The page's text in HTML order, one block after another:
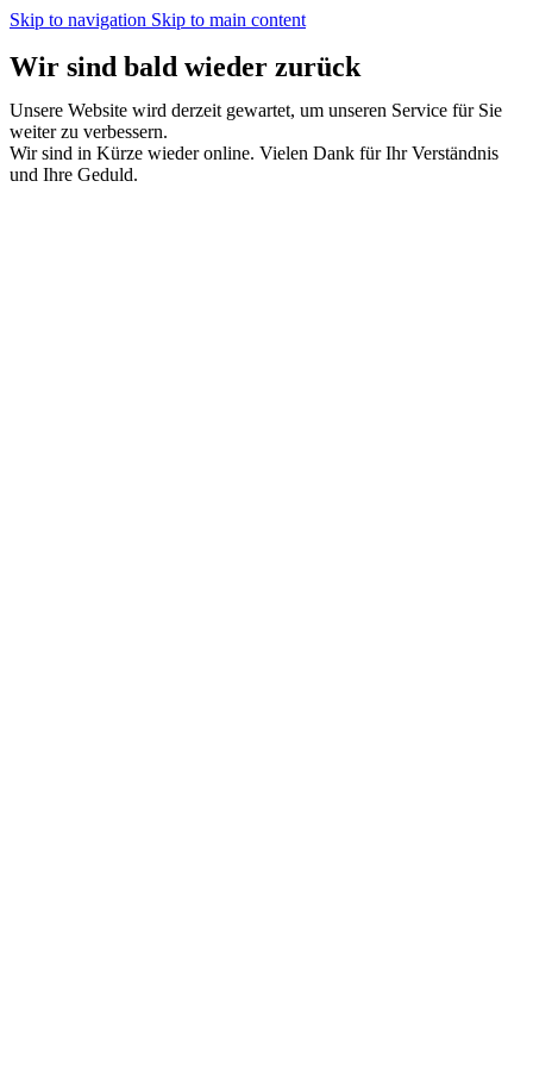
Skip to navigation Skip to main content
Wir sind bald wieder zurück
Unsere Website wird derzeit gewartet, um unseren Service für Sie
weiter zu verbessern.
Wir sind in Kürze wieder online. Vielen Dank für Ihr Verständnis
und Ihre Geduld.